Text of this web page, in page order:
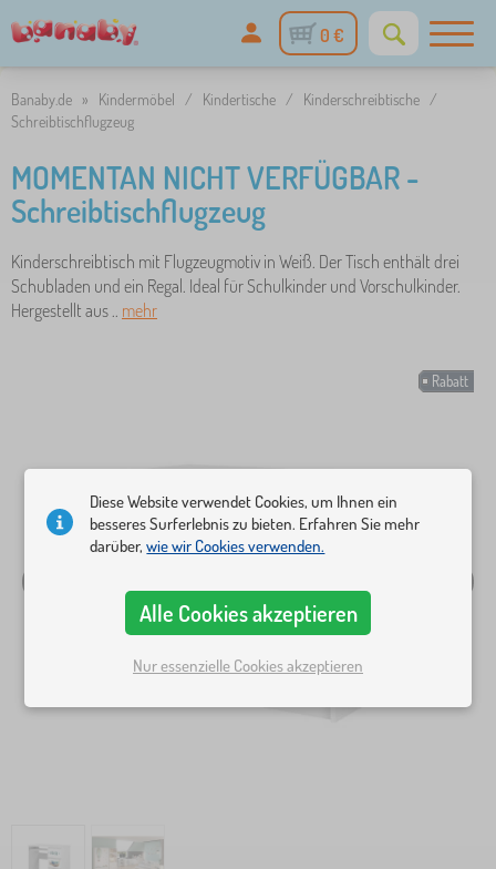
0 €
Banaby.de » Kindermöbel / Kindertische / Kinderschreibtische /
Schreibtischflugzeug
MOMENTAN NICHT VERFÜGBAR -
Schreibtischflugzeug
Kinderschreibtisch mit Flugzeugmotiv in Weiß. Der Tisch enthält drei
Schubladen und ein Regal. Ideal für Schulkinder und Vorschulkinder.
Hergestellt aus .. mehr
Rabatt
Diese Website verwendet Cookies, um Ihnen ein
besseres Surferlebnis zu bieten. Erfahren Sie mehr
darüber,wie wir Cookies verwenden.
Alle Cookies akzeptieren
Nur essenzielle Cookies akzeptieren